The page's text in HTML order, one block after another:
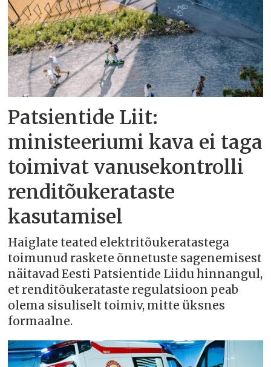
Patsientide Liit:
ministeeriumi kava ei taga
toimivat vanusekontrolli
renditõukerataste
kasutamisel
Haiglate teated elektritõukeratastega
toimunud raskete õnnetuste sagenemisest
näitavad Eesti Patsientide Liidu hinnangul,
et renditõukerataste regulatsioon peab
olema sisuliselt toimiv, mitte üksnes
formaalne.